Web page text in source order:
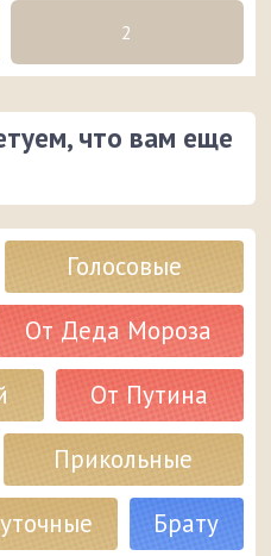
2
что вам еще
Голосовые
От Деда Мороза
От Путина
Прикольные
Брату